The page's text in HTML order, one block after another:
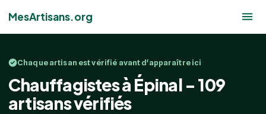
MesArtisans.org
Chaque artisan est vérifié avant d'apparaître ici
Chauffagistes à Épinal - 109
artisans vérifiés